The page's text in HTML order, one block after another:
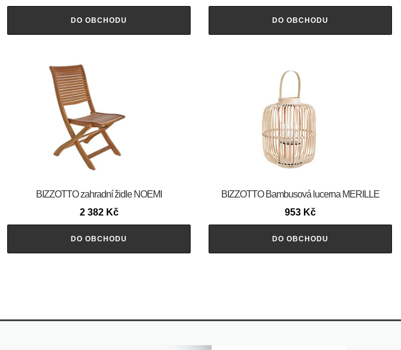
DO OBCHODU DO OBCHODU
BIZZOTTO zahradní židle NOEMI
2 382 Kč
DO OBCHODU
BIZZOTTO Bambusová lucerna MERILLE
953 Kč
DO OBCHODU